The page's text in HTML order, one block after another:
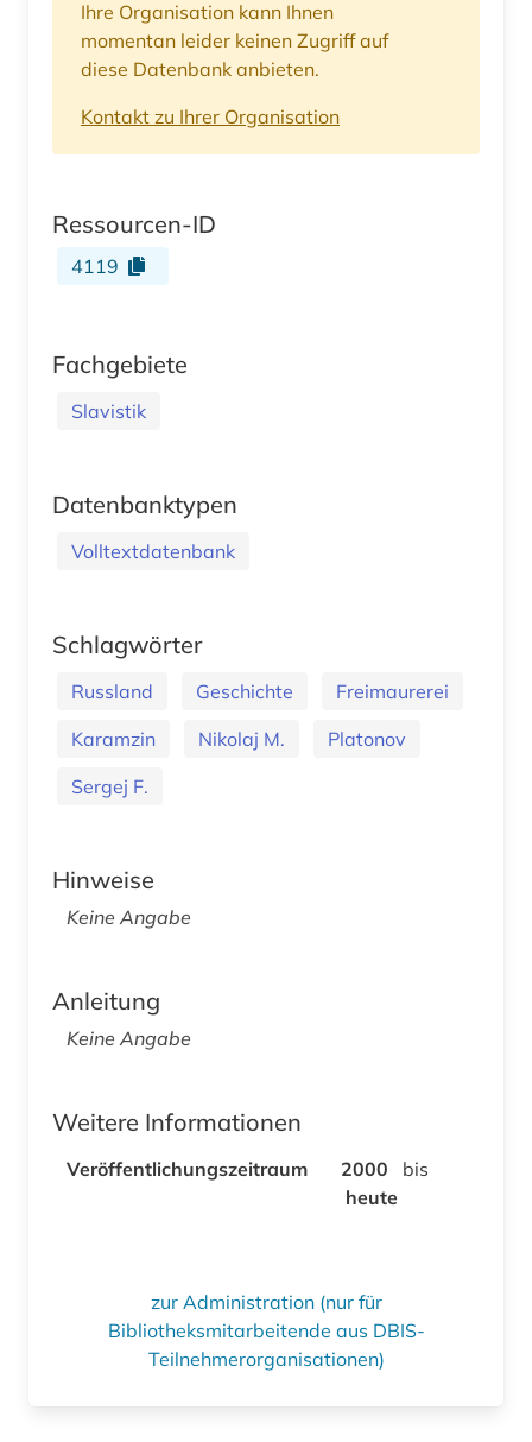
Ihre Organisation kann Ihnen
momentan leider keinen Zugriff auf
diese Datenbank anbieten.
Kontakt zu Ihrer Organisation
Ressourcen-ID
4119
Fachgebiete
Slavistik
Datenbanktypen
Volltextdatenbank
Schlagwörter
Russland Geschichte
Freimaurerei
Karamzin
Nikolaj M.
Platonov
Sergej F.
Hinweise
Keine Angabe
Anleitung
Keine Angabe
Weitere Informationen
Veröffentlichungszeitraum 2000
bis
heute
zur Administration (nur für
Bibliotheksmitarbeitende aus DBIS-
Teilnehmerorganisationen)